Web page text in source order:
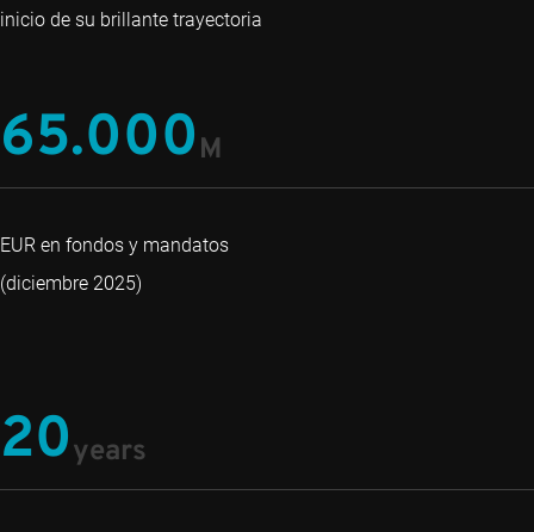
inicio de su brillante trayectoria
65.000 M
EUR en fondos y mandatos
(diciembre 2025)
20years